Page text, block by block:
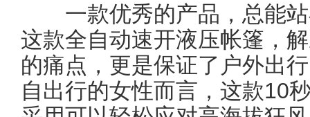
一款优秀的产品，总能站
这款全自动速开液压帐篷，
的痛点，更是保证了户外出
自出行的女性而言，这款10